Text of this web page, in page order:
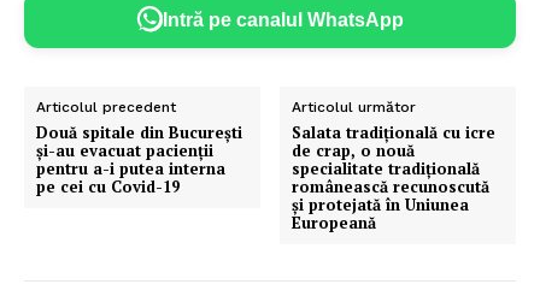
Intră pe canalul WhatsApp
Articolul precedent
Două spitale din București
și-au evacuat pacienții
pentru a-i putea interna
pe cei cu Covid-19
Articolul următor
Salata tradiţională cu icre
de crap, o nouă
specialitate tradițională
românească recunoscută
şi protejată în Uniunea
Europeană